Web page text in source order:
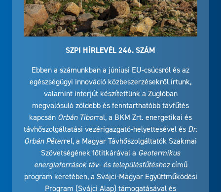
SZPI HÍRLEVÉL 246. SZÁM
Ebben a számunkban a júniusi EU-csúcsról és az
egészségügyi innováció közbeszerzésekről írtunk,
valamint interjút készítettünk a Zuglóban
megvalósuló zöldebb és fenntarthatóbb távfűtés
kapcsán Orbán Tiborral, a BKM Zrt. energetikai és
távhőszolgáltatási vezérigazgató-helyettesével és Dr.
Orbán Péterrel, a Magyar Távhőszolgáltatók Szakmai
Szövetségének főtitkárával a Geotermikus
energiaforrások táv- és településfűtéshezcímű
program keretében, a Svájci-Magyar Együttműködési
Program (Svájci Alap) támogatásával és